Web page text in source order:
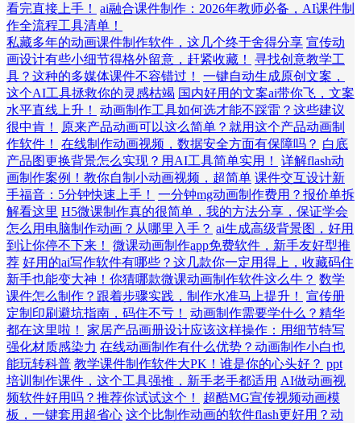
看完直接上手！
ai融合课件制作：2026年教师必备，AI课件制
作全流程工具清单！
私藏多年的动画课件制作软件，这几个终于舍得分享 宣传动
画设计有些小细节得格外留意，赶紧收藏！
寻找创意教学工
具？这种的多媒体课件不容错过！
一键自动生成原创文案，
这个AI工具拯救你的灵感枯竭 国内好用的文案ai带你飞，文案
水平直线上升！
动画制作工具如何选才能不踩雷？这些建议
很中肯！
原来产品动画可以这么简单？就用这个产品动画制
作软件！
在线制作动画视频，数据安全方面有保障吗？ 白底
产品图更换背景怎么实现？用AI工具简单实用！
详解flash动
画制作案例！教你自制小动画视频，超简单 课件交互设计新
手福音：5分钟快速上手！
一分钟mg动画制作费用？报价单拆
解看这里 H5微课制作真的很简单，我的方法分享，保证学会
怎么用电脑制作动画？从哪里入手？ ai生成高级背景图，好用
到让你停不下来！
微课动画制作app免费软件，新手友好型推
荐 好用的ai写作软件有哪些？这几款你一定用得上，收藏码住
新手也能变大神！你猜哪款微课动画制作软件这么牛？ 数学
课件怎么制作？跟着步骤实践，制作水准马上提升！
宣传册
定制印刷避坑指南，码住不亏！
动画制作需要学什么？精华
都在这里啦！
家居产品画册设计应该这样操作：用细节特写
强化材质感染力 在线动画制作有什么优势？动画制作小白也
能玩转科普 教学课件制作软件大PK！谁是你的心头好？ ppt
培训制作课件，这个工具强推，新手老手都适用 AI做动画视
频软件好用吗？推荐你试试这个！
超酷MG宣传视频动画模
板，一键套用超省心 这个比制作动画的软件flash更好用？动